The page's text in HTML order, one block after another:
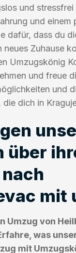
und
und einem
dafür, dass du
neues Zuhause
Umzugskönig
und freue
und
die dich in
über
mit
Umzug von
was
mit